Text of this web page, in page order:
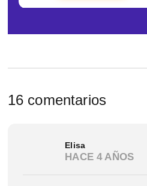
16 comentarios
Elisa
HACE 4 AÑOS